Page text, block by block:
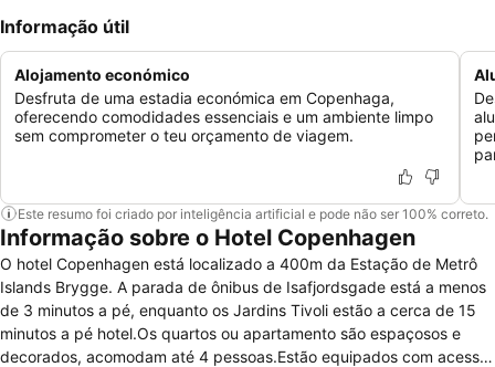
Informação útil
Alojamento económico
Desfruta de uma estadia económica em Copenhaga,
oferecendo comodidades essenciais e um ambiente limpo
sem comprometer o teu orçamento de viagem.
Este resumo foi criado por inteligência artificial e pode não ser 100% correto.
Informação sobre o Hotel Copenhagen
O hotel Copenhagen está localizado a 400m da Estação de Metrô
Islands Brygge. A parada de ônibus de Isafjordsgade está a menos
de 3 minutos a pé, enquanto os Jardins Tivoli estão a cerca de 15
minutos a pé hotel.Os quartos ou apartamento são espaçosos e
decorados, acomodam até 4 pessoas.Estão equipados com acesso